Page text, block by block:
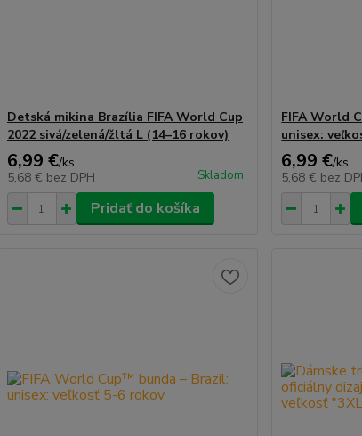
Detská mikina Brazília FIFA World Cup
2022 sivá/zelená/žltá L (14–16 rokov)
6,99 €/ks
5,68 € bez DPH Skladom
Pridať do košíka
FIFA World
unisex:
6,99 €/ks
5,68 € bez